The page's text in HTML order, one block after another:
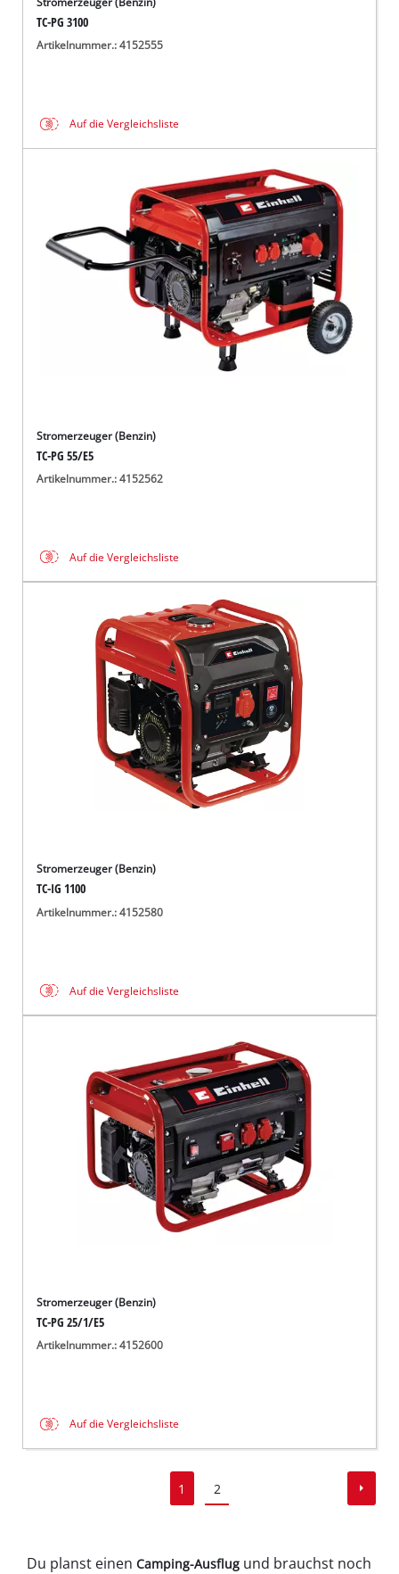
TC-PG 3100
Artikelnummer.: 4152555
Auf die Vergleichsliste
Stromerzeuger (Benzin)
TC-PG 55/E5
Artikelnummer.: 4152562
Auf die Vergleichsliste
Stromerzeuger (Benzin)
TC-IG 1100
Artikelnummer.: 4152580
Auf die Vergleichsliste
Stromerzeuger (Benzin)
TC-PG 25/1/E5
Artikelnummer.: 4152600
Auf die Vergleichsliste
1 2
Du planst einenCamping-Ausflug und brauchst noch